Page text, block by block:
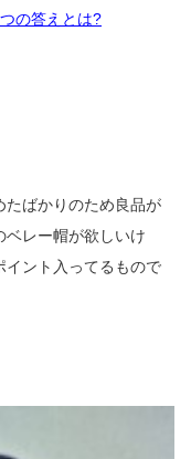
の答えとは?
たばかりのため良品が
レー帽が欲しいけ
イント入ってるもので